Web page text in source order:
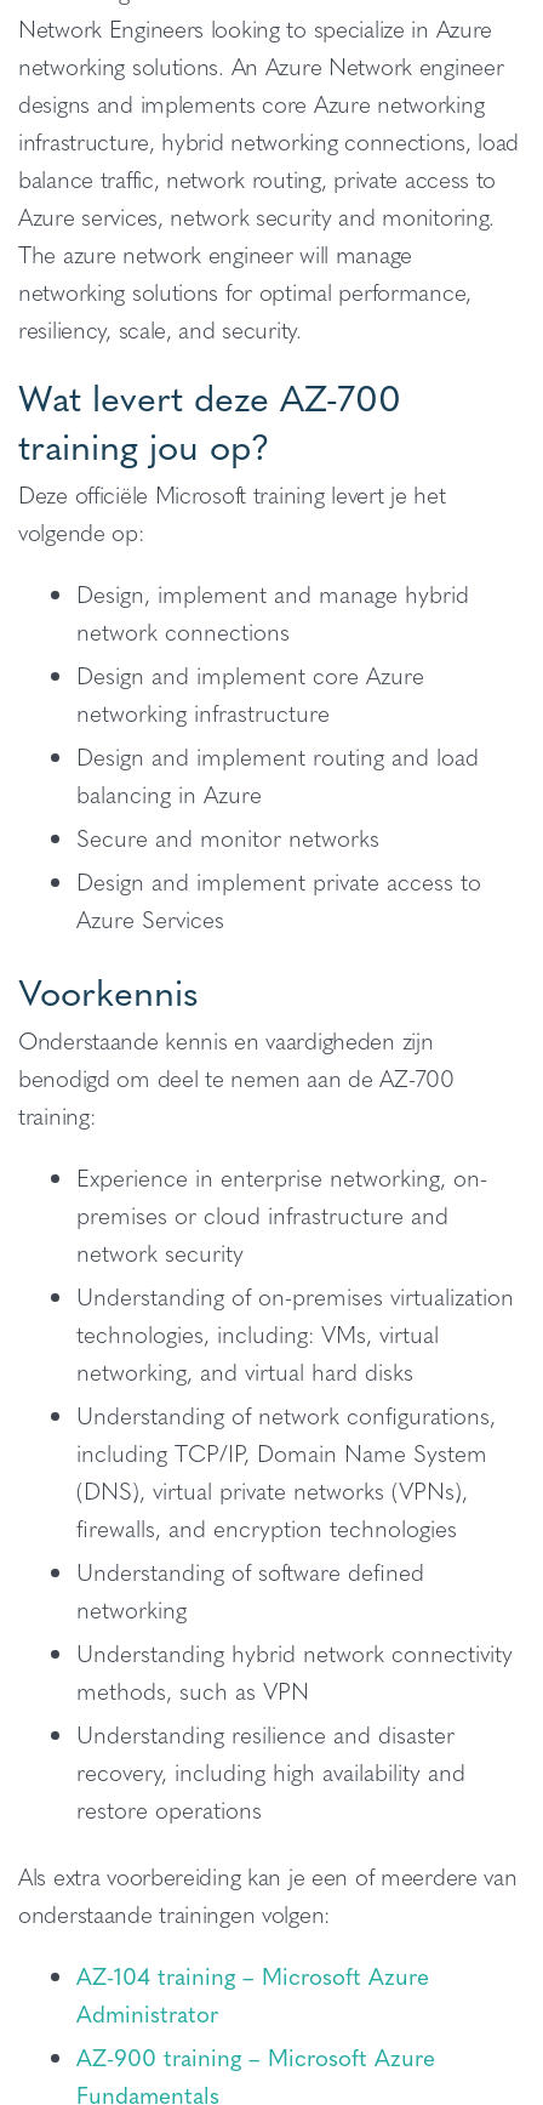
Network Engineers looking to specialize in Azure
networking solutions. An Azure Network engineer
designs and implements core Azure networking
infrastructure, hybrid networking connections, load
balance traffic, network routing, private access to
Azure services, network security and monitoring.
The azure network engineer will manage
networking solutions for optimal performance,
resiliency, scale, and security.
Wat levert deze AZ-700
training jou op?
Deze officiële Microsoft training levert je het
volgende op:
Design, implement and manage hybrid
network connections
Design and implement core Azure
networking infrastructure
Design and implement routing and load
balancing in Azure
Secure and monitor networks
Design and implement private access to
Azure Services
Voorkennis
Onderstaande kennis en vaardigheden zijn
benodigd om deel te nemen aan de AZ-700
training:
Experience in enterprise networking, on-
premises or cloud infrastructure and
network security
Understanding of on-premises virtualization
technologies, including: VMs, virtual
networking, and virtual hard disks
Understanding of network configurations,
including TCP/IP, Domain Name System
(DNS), virtual private networks (VPNs),
firewalls, and encryption technologies
Understanding of software defined
networking
Understanding hybrid network connectivity
methods, such as VPN
Understanding resilience and disaster
recovery, including high availability and
restore operations
Als extra voorbereiding kan je een of meerdere van
onderstaande trainingen volgen:
AZ-104 training – Microsoft Azure
Administrator
AZ-900 training – Microsoft Azure
Fundamentals